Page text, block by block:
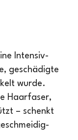
Intensiv-
geschädigte
wurde.
Haarfaser,
– schenkt